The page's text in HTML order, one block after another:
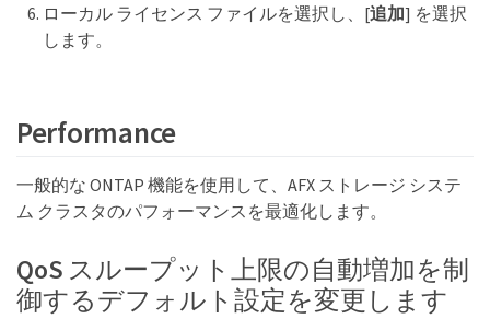
ローカル ライセンス ファイルを選択し、[追加] を選択
します。
Performance
一般的な ONTAP 機能を使用して、AFX ストレージ システ
ム クラスタのパフォーマンスを最適化します。
QoS スループット上限の自動増加を制
御するデフォルト設定を変更します